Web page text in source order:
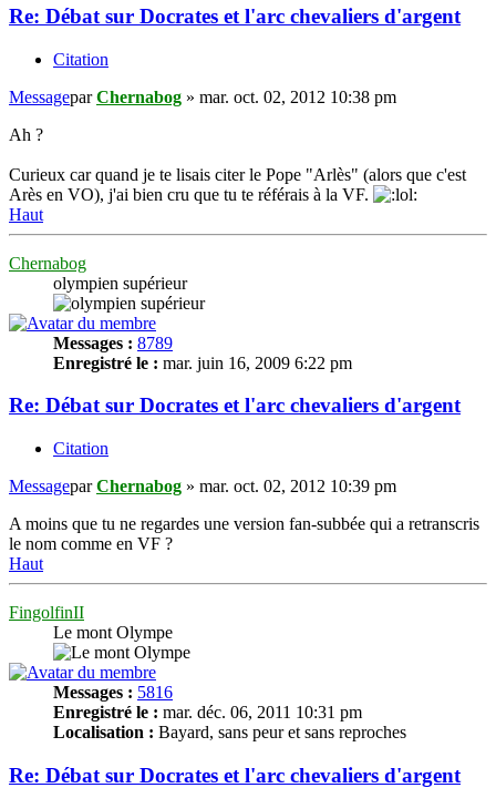
Re: Débat sur Docrates et l'arc chevaliers d'argent
Citation
MessageparChernabog » mar. oct. 02, 2012 10:38 pm
Ah ?
Curieux car quand je te lisais citer le Pope "Arlès" (alors que c'est
Arès en VO), j'ai bien cru que tu te référais à la VF.
Haut
Chernabog
olympien supérieur
Messages : 8789
Enregistré le : mar. juin 16, 2009 6:22 pm
Re: Débat sur Docrates et l'arc chevaliers d'argent
Citation
MessageparChernabog » mar. oct. 02, 2012 10:39 pm
A moins que tu ne regardes une version fan-subbée qui a retranscris
le nom comme en VF ?
Haut
FingolfinII
Le mont Olympe
Messages : 5816
Enregistré le : mar. déc. 06, 2011 10:31 pm
Localisation : Bayard, sans peur et sans reproches
Re: Débat sur Docrates et l'arc chevaliers d'argent